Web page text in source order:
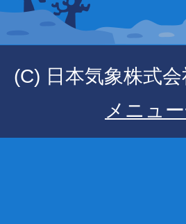
(C) 日本気象株式会
メニュ